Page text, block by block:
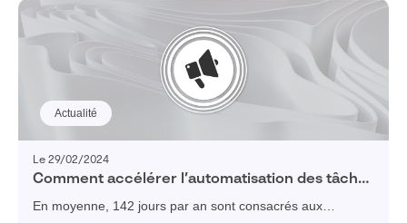
Actualité
Le 29/02/2024
Comment accélérer l’automatisation des tâches
administratives en entreprise ?
En moyenne, 142 jours par an sont consacrés aux